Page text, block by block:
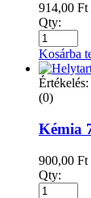
914,00 Ft
Qty:
Kosárba
Értékelés:
(0)
Kémia
900,00 Ft
Qty: